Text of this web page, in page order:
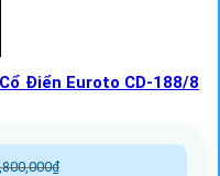
Điển Euroto CD-188/8
₫